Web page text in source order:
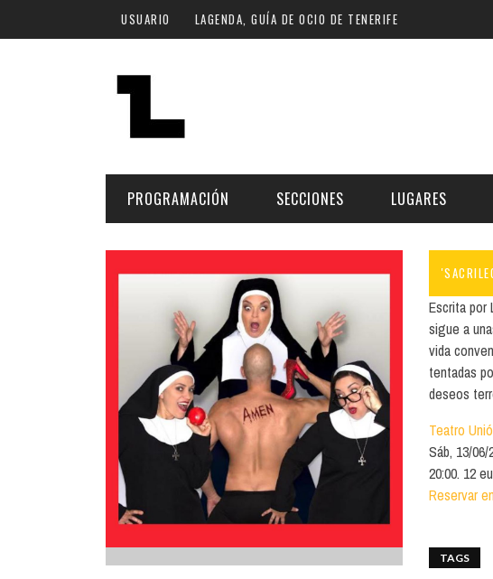
Pasar al contenido principal
USUARIO LAGENDA, GUÍA DE OCIO DE TENERIFE
PROGRAMACIÓN
Hoy
Plan Finde
Norte
Islas
SECCIONES
MÚSICA
ESCÉNICAS
CULTURA
GASTRONOMÍA
INFANTIL
LUGARES
ARTE | MUSEOS
SALAS Y
ESPACIOS
NOCHE
LOCALES CON
COMERCIO
Escrita por
sigue a
vida
tentadas
deseos
Teatro
Sáb, 13/06/
20:00. 12
Reservar
TAGS